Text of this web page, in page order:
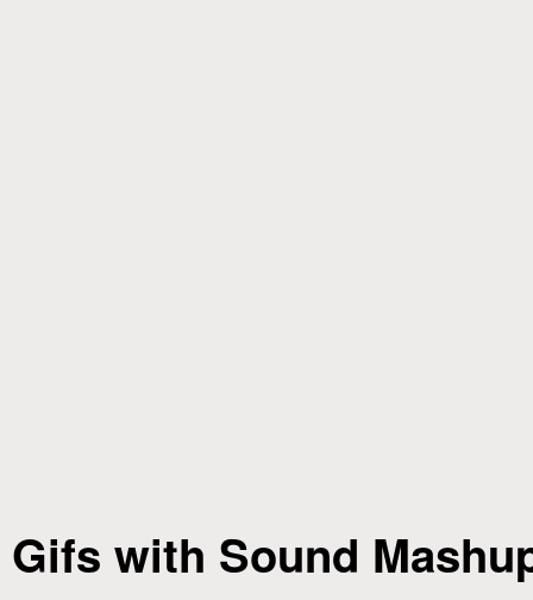
Gifs with Sound